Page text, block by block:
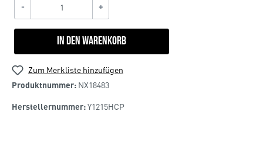
- +
In den Warenkorb
Zum Merkliste hinzufügen
Produktnummer: NX18483
Herstellernummer:Y1215HCP